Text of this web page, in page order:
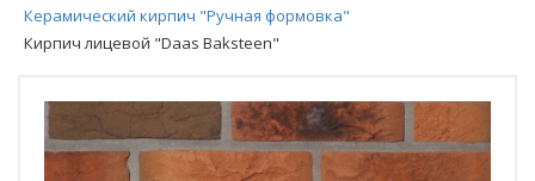
Керамический кирпич "Ручная формовка"
Кирпич лицевой "Daas Baksteen"